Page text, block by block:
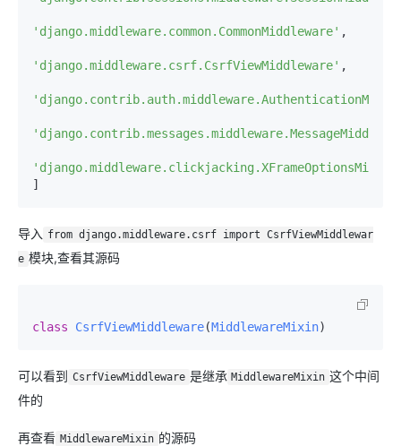
'django.middleware.common.CommonMiddleware' ,
'django.middleware.csrf.CsrfViewMiddleware' ,
]
导入 from django.middleware.csrf import CsrfViewMiddlewar
e 模块,查看其源码
class CsrfViewMiddleware(MiddlewareMixin)
可以看到 CsrfViewMiddleware 是继承 MiddlewareMixin 这个中间
件的
再查看 MiddlewareMixin 的源码